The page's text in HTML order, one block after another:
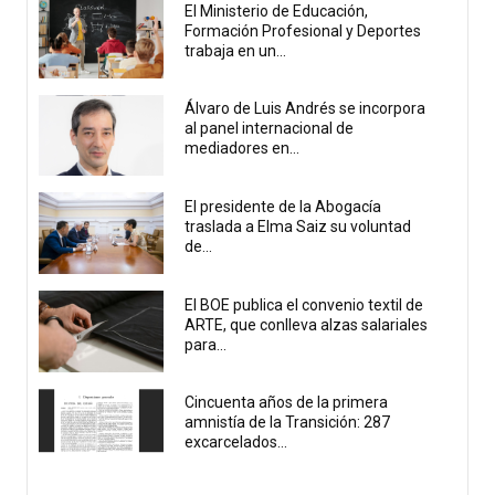
El Ministerio de Educación,
Formación Profesional y Deportes
trabaja en un...
Álvaro de Luis Andrés se incorpora
al panel internacional de
mediadores en...
El presidente de la Abogacía
traslada a Elma Saiz su voluntad
de...
El BOE publica el convenio textil de
ARTE, que conlleva alzas salariales
para...
Cincuenta años de la primera
amnistía de la Transición: 287
excarcelados...